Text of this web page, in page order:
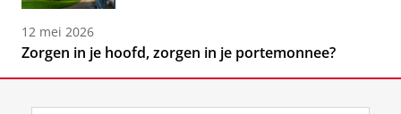
12 mei 2026
Zorgen in je hoofd, zorgen in je portemonnee?